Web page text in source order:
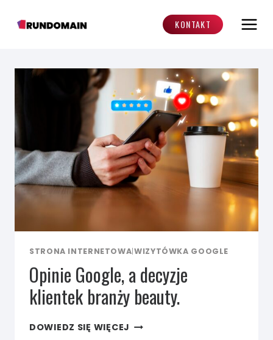
KONTAKT
STRONA INTERNETOWA|WIZYTÓWKA GOOGLE
Opinie Google, a decyzje
klientek branży beauty.
DOWIEDZ SIĘ WIĘCEJ OPINIE